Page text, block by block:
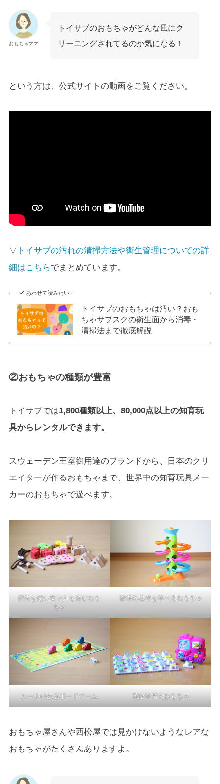
おもちゃママ
トイサブのおもちゃがどんな風にク
リーニングされてるのか気になる！
という方は、公式サイトの動画をご覧ください。
▽ トイサブの汚れの清掃方法や衛生管理についての詳
細はこちらでまとめています。
あわせて読みたい
トイサブのおもちゃは汚い？おも
ちゃサブスクの衛生面から消毒・
清掃法まで徹底解説
②おもちゃの種類が豊富
トイサブでは1,800種類以上、80,000点以上の知育玩
具からレンタルできます。
スウェーデン王室御用達のブランドから、日本のクリ
エイターが作るおもちゃまで、世界中の知育玩具メー
カーのおもちゃで遊べます。
指先を使い集中力を育むおも
ちゃ
論理的思考を学べるおもちゃ
ルールのあるボードゲーム 英語学習のおもちゃ
おもちゃ屋さんや西松屋では見かけないようなレアな
おもちゃがたくさんありますよ。